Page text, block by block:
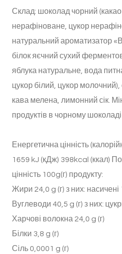
Склад: шоколад чорний
нерафіноване, цукор
натуральний ароматизатор
білок яєчний сухий
яблука натуральне, вода
цукор білий, цукор молочний),
кава мелена, лимонний сік.
продуктів в чорному
Енергетична цінність
1659 kJ (кДж) 398kcal (ккал)
цінність 100g(г) продукту:
Жири 24,0 g (г) з них: насичені
Вуглеводи 40,5 g (г) з них:
Харчові волокна 24,0 g (г)
Білки 3,8 g (г)
Сіль 0,0001 g (г)